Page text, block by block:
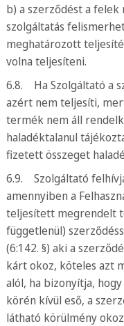
b) a szerződést a felek
szolgáltatás
meghatározott
volna teljesíteni.
6.8. Ha Szolgáltató a
azért nem teljesíti,
termék nem áll
haladéktalanul
fizetett összeget
6.9. Szolgáltató
amennyiben a
teljesített megrendelt
függetlenül)
(6:142. §) aki a
kárt okoz, köteles azt
alól, ha bizonyítja,
körén kívül eső, a
látható körülmény